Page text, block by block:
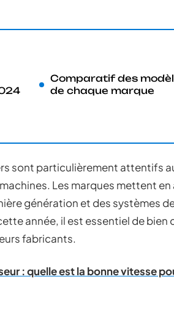
Comparatif des
de chaque marque
sont particulièrement attentifs
Les marques mettent en
génération et des systèmes
année, il est essentiel de bien
fabricants.
: quelle est la bonne vitesse